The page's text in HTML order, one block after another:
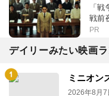
「
戦前
PR
デイリーみたい映画
ミニオン
2026年8月7